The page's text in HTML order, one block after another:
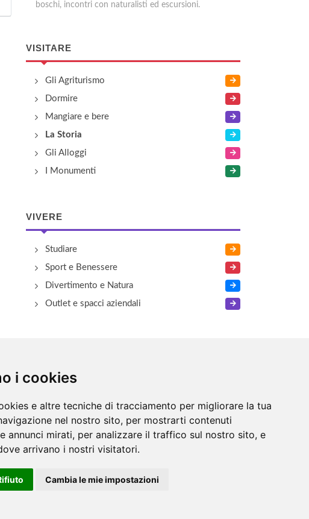
i cookies
e altre tecniche di tracciamento per migliorare la tua
nel nostro sito, per mostrarti contenuti
annunci mirati, per analizzare il traffico sul nostro sito, e
arrivano i nostri visitatori.
Cambia le mie impostazioni
boschi, incontri con naturalisti ed escursioni.
VISITARE
Gli Agriturismo
Dormire
Mangiare e bere
La Storia
Gli Alloggi
I Monumenti
VIVERE
Studiare
Sport e Benessere
Divertimento e Natura
Outlet e spacci aziendali
Numeri Utili
Informazioni /